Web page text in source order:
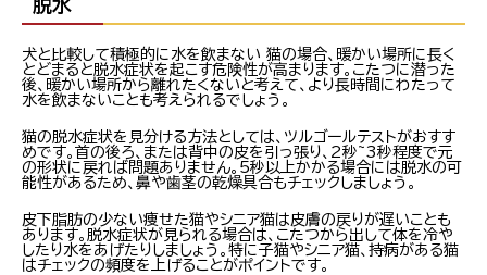
脱水
犬と比較して積極的に水を飲まない 猫の場合、暖かい場所に長く
とどまると脱水症状を起こす危険性が高まります。こたつに潜った
後、暖かい場所から離れたくないと考えて、より長時間にわたって
水を飲まないことも考えられるでしょう。
猫の脱水症状を見分ける方法としては、ツルゴールテストがおすす
めです。首の後ろ、または背中の皮を引っ張り、2秒~3秒程度で元
の形状に戻れば問題ありません。5秒以上かかる場合には脱水の可
能性があるため、鼻や歯茎の乾燥具合もチェックしましょう。
皮下脂肪の少ない痩せた猫やシニア猫は皮膚の戻りが遅いことも
あります。脱水症状が見られる場合は、こたつから出して体を冷や
したり水をあげたりしましょう。特に子猫やシニア猫、持病がある猫
はチェックの頻度を上げることがポイントです。